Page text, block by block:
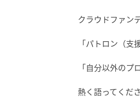
クラウドファン
「パトロン（支
「自分以外の
熱く語ってくだ